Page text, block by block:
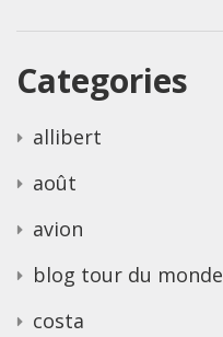
Categories
allibert
août
avion
blog tour du monde
costa